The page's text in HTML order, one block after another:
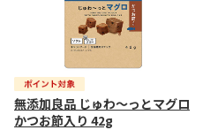
無添加良品 じゅわ～っとマグロ
かつお節入り 42g